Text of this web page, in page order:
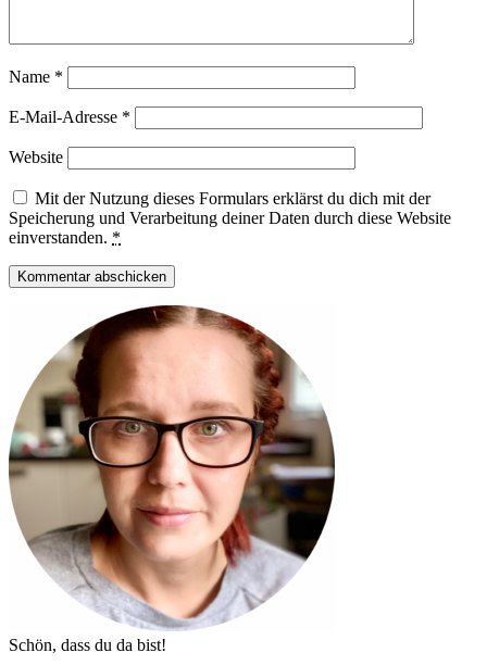
Name *
E-Mail-Adresse *
Website
Mit der Nutzung dieses Formulars erklärst du dich mit der
Speicherung und Verarbeitung deiner Daten durch diese Website
einverstanden. *
Sidebar
Schön, dass du da bist!